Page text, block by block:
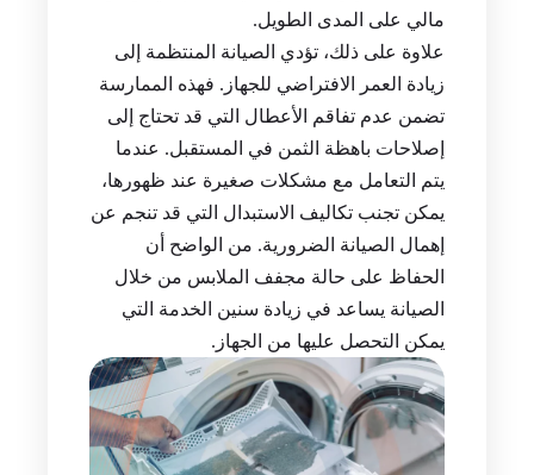
مالي على المدى الطويل.
علاوة على ذلك، تؤدي الصيانة المنتظمة إلى
زيادة العمر الافتراضي للجهاز. فهذه الممارسة
تضمن عدم تفاقم الأعطال التي قد تحتاج إلى
إصلاحات باهظة الثمن في المستقبل. عندما
يتم التعامل مع مشكلات صغيرة عند ظهورها،
يمكن تجنب تكاليف الاستبدال التي قد تنجم عن
إهمال الصيانة الضرورية. من الواضح أن
الحفاظ على حالة مجفف الملابس من خلال
الصيانة يساعد في زيادة سنين الخدمة التي
يمكن التحصل عليها من الجهاز.